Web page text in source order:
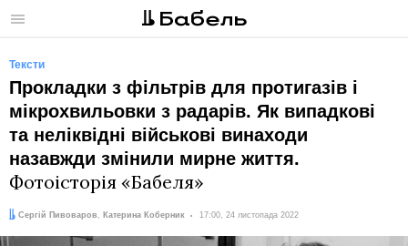
Меню
Тексти
Прокладки з фільтрів для протигазів і
мікрохвильовки з радарів. Як випадкові
та неліквідні військові винаходи
назавжди змінили мирне життя.
Фотоісторія «Бабеля»
Автори:
Сергій Пивоваров , Катерина Коберник
Дата: 17:00, 24 листопада 2022